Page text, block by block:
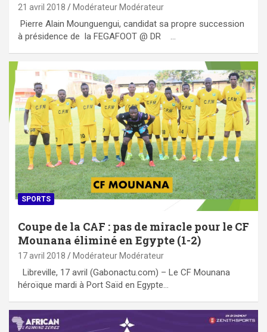
21 avril 2018 Modérateur Modérateur
Pierre Alain Mounguengui, candidat sa propre succession
à présidence de la FEGAFOOT @ DR …
SPORTS
Coupe de la CAF : pas de miracle pour le CF
Mounana éliminé en Egypte (1-2)
17 avril 2018 Modérateur Modérateur
Libreville, 17 avril (Gabonactu.com) – Le CF Mounana
héroïque mardi à Port Saïd en Egypte…